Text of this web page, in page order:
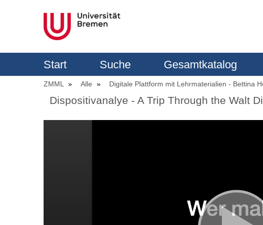
Start Suche Gesamtkatalog
ZMML Alle Digitale Plattform mit Lehrmaterialien - Bettina
Dispositivanalye - A Trip Through the Walt